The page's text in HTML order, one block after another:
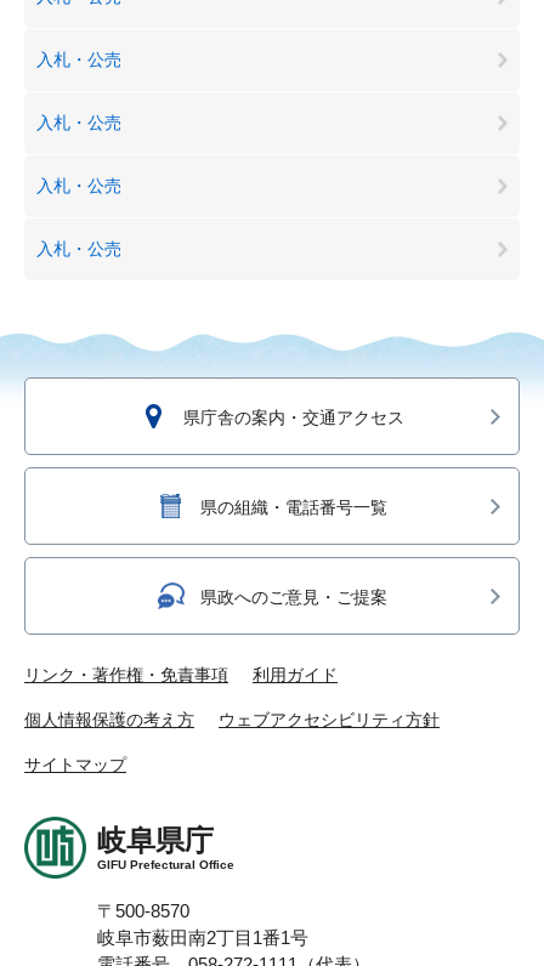
入札・公売
入札・公売
入札・公売
入札・公売
県庁舎の案内・交通アクセス
県の組織・電話番号一覧
県政へのご意見・ご提案
リンク・著作権・免責事項 利用ガイド
個人情報保護の考え方 ウェブアクセシビリティ方針
サイトマップ
岐阜県庁
GIFU Prefectural Office
〒500-8570
岐阜市薮田南2丁目1番1号